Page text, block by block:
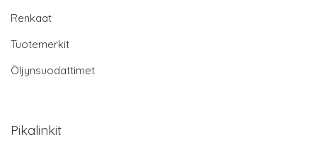
Renkaat
Tuotemerkit
Öljynsuodattimet
Pikalinkit